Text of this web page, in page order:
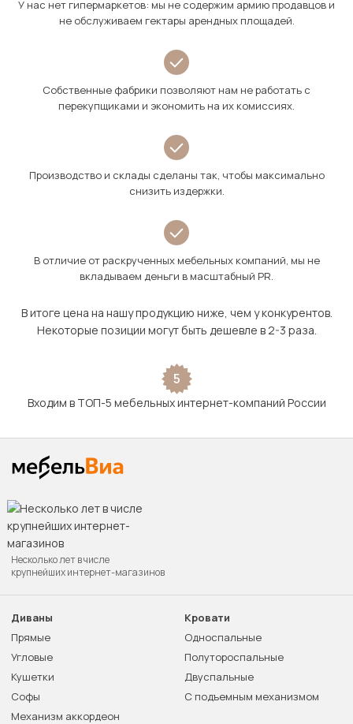
У нас нет гипермаркетов: мы не содержим армию продавцов и
не обслуживаем гектары арендных площадей.
Собственные фабрики позволяют нам не работать с
перекупщиками и экономить на их комиссиях.
Производство и склады сделаны так, чтобы максимально
снизить издержки.
В отличие от раскрученных мебельных компаний, мы не
вкладываем деньги в масштабный PR.
В итоге цена на нашу продукцию ниже, чем у конкурентов.
Некоторые позиции могут быть дешевле в 2-3 раза.
5
Входим в ТОП-5 мебельных интернет-компаний России
Несколько лет в числе
крупнейших интернет-магазинов
Диваны
Прямые
Угловые
Кушетки
Софы
Механизм аккордеон
Кровати
Односпальные
Полутороспальные
Двуспальные
С подъемным механизмом